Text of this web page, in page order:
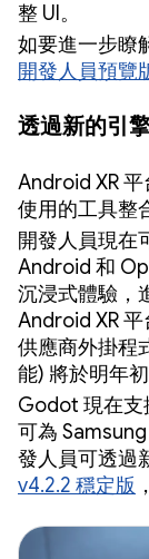
整 UI。
如要進一步瞭
開發人員預覽
透過新的引
Android XR
使用的工具整
開發人員現在
Android 和
沉浸式體驗，
Android XR
供應商外掛程
能) 將於明年初
Godot 現在支
可為
發人員可透過
v4.2.2 穩定版